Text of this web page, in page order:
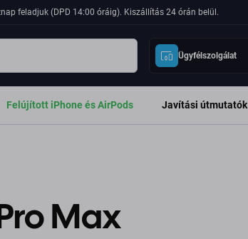
feladjuk (DPD 14:00 óráig). Kiszállítás 24 órán belül.
Ügyfélszolgálat
Felújított iPhone és AirPods Javítási útmutatók
Max